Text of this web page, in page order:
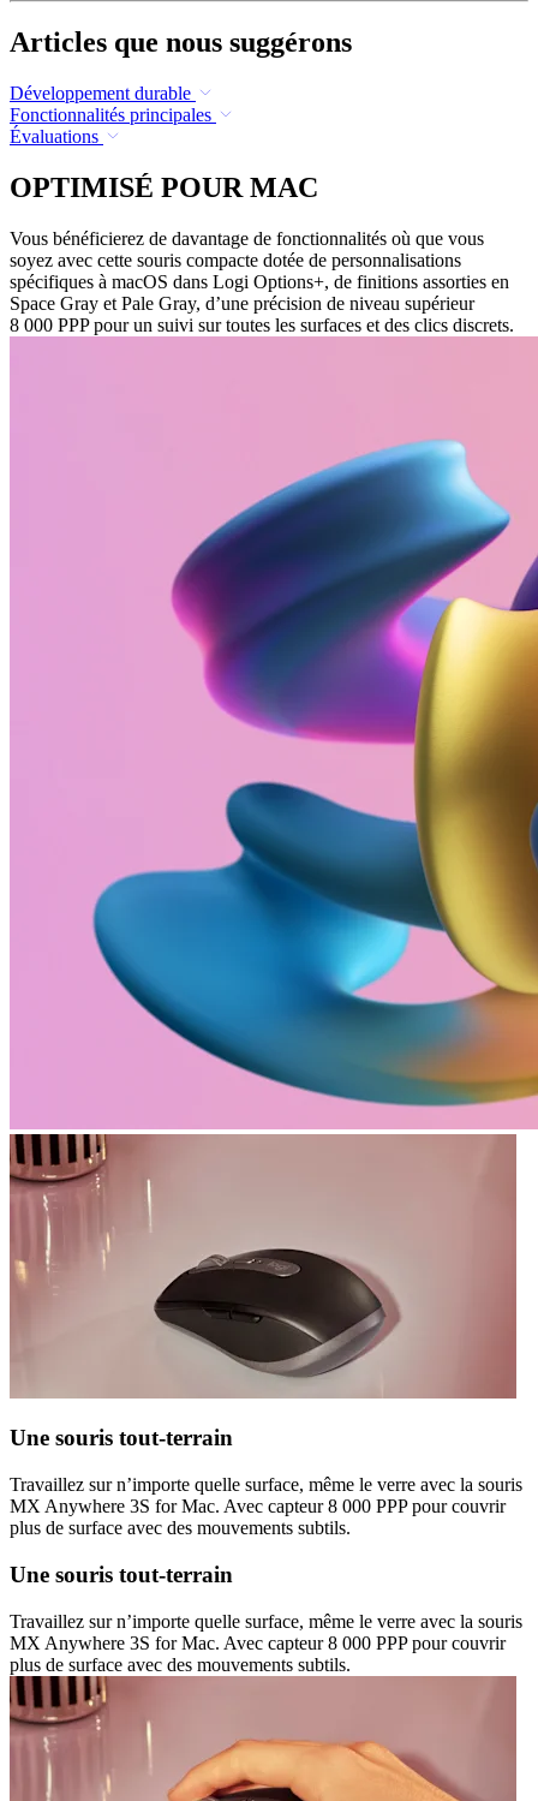
Articles que nous suggérons
Développement durable
Fonctionnalités principales
Évaluations
OPTIMISÉ POUR MAC
Vous bénéficierez de davantage de fonctionnalités où que vous
soyez avec cette souris compacte dotée de personnalisations
spécifiques à macOS dans Logi Options+, de finitions assorties en
Space Gray et Pale Gray, d’une précision de niveau supérieur
8 000 PPP pour un suivi sur toutes les surfaces et des clics discrets.
Une souris tout-terrain
Travaillez sur n’importe quelle surface, même le verre avec la souris
MX Anywhere 3S for Mac. Avec capteur 8 000 PPP pour couvrir
plus de surface avec des mouvements subtils.
Une souris tout-terrain
Travaillez sur n’importe quelle surface, même le verre avec la souris
MX Anywhere 3S for Mac. Avec capteur 8 000 PPP pour couvrir
plus de surface avec des mouvements subtils.